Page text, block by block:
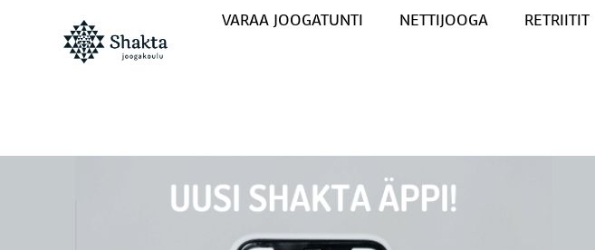
VARAA JOOGATUNTI NETTIJOOGA RETRIITIT